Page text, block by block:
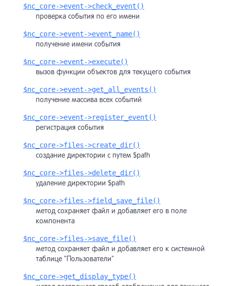
$nc_core->event->check_event()
проверка события по его имени
$nc_core->event->event_name()
получение имени события
$nc_core->event->execute()
вызов функции объектов для текущего события
$nc_core->event->get_all_events()
получение массива всех событий
$nc_core->event->register_event()
регистрация события
$nc_core->files->create_dir()
создание директории с путем $path
$nc_core->files->delete_dir()
удаление директории $path
$nc_core->files->field_save_file()
метод сохраняет файл и добавляет его в поле
компонента
$nc_core->files->save_file()
метод сохраняет файл и добавляет его к системной
таблице "Пользователи"
$nc_core->get_display_type()